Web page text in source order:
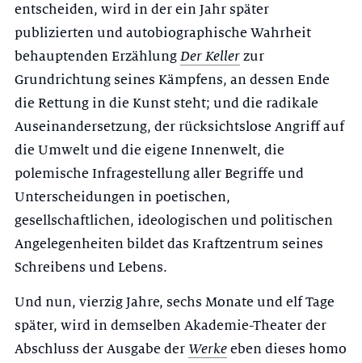
entscheiden, wird in der ein Jahr später
publizierten und autobiographische Wahrheit
behauptenden ErzählungDer Kellerzur
Grundrichtung seines Kämpfens, an dessen Ende
die Rettung in die Kunst steht; und die radikale
Auseinandersetzung, der rücksichtslose Angriff auf
die Umwelt und die eigene Innenwelt, die
polemische Infragestellung aller Begriffe und
Unterscheidungen in poetischen,
gesellschaftlichen, ideologischen und politischen
Angelegenheiten bildet das Kraftzentrum seines
Schreibens und Lebens.
Und nun, vierzig Jahre, sechs Monate und elf Tage
später, wird in demselben Akademie-Theater der
Abschluss der Ausgabe der Werkeeben dieses homo